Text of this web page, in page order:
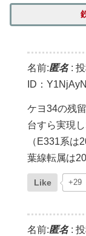
名前:匿名:
ID：
ケヨ34の残
台すら実現
（E331系は
葉線転属は
Like +29
名前:匿名: